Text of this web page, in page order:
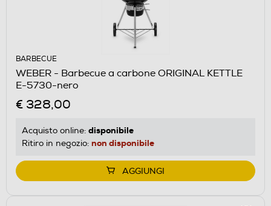
BARBECUE
WEBER - Barbecue a carbone ORIGINAL KETTLE
E-5730-nero
€ 328,00
Acquisto online: disponibile
Ritiro in negozio: non disponibile
AGGIUNGI